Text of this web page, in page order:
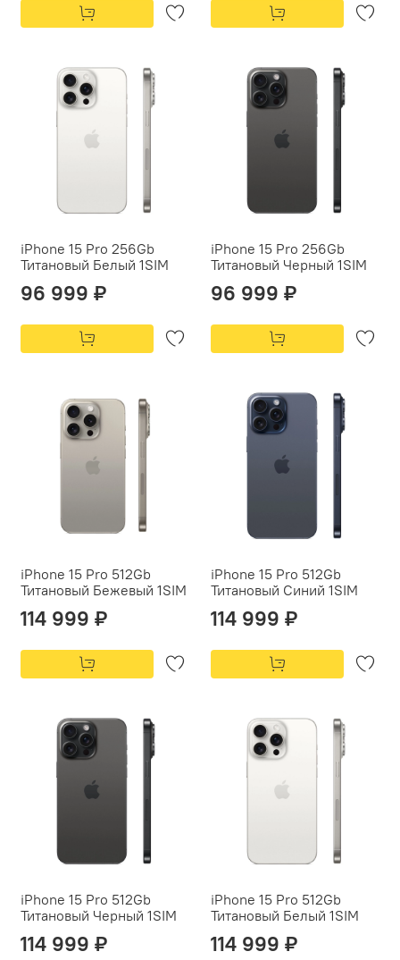
iPhone 15 Pro 256Gb
Титановый Белый 1SIM
96 999 ₽
iPhone 15 Pro 256Gb
Титановый Черный 1SIM
96 999 ₽
iPhone 15 Pro 512Gb
Титановый Бежевый 1SIM
114 999 ₽
iPhone 15 Pro 512Gb
Титановый Синий 1SIM
114 999 ₽
iPhone 15 Pro 512Gb
Титановый Черный 1SIM
114 999 ₽
iPhone 15 Pro 512Gb
Титановый Белый 1SIM
114 999 ₽